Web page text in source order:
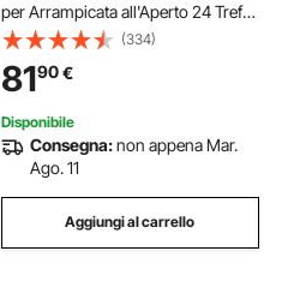
per Arrampicata all'Aperto 24 Trefoli
88.96 kN di Resistenza alla Rottura,
Escursionismo, Campeggio,
Salvataggio, Arancione/Nero
(334)
8190€
Disponibile
Consegna:non appena Mar.
Ago. 11
Aggiungi al carrello